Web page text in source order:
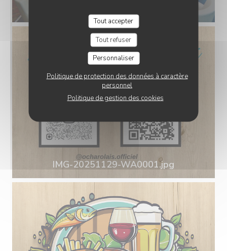
Tout accepter
Tout refuser
Personnaliser
Politique de protection des données à caractère
personnel
Politique de gestion des cookies
IMG-20251129-WA0001.jpg